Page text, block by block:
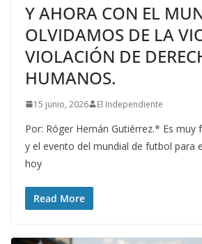
Y AHORA CON EL
OLVIDAMOS DE LA
VIOLACIÓN DE
HUMANOS.
15 junio, 2026 El Independiente
Por: Róger Hernán Gutiérrez.* Es muy
y el evento del mundial de futbol para
hoy
Read More